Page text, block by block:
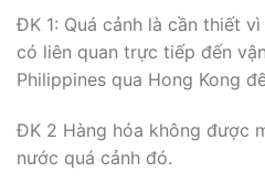
ĐK 1: Quá cảnh là cần thiết
có liên quan trực tiếp đến
Philippines qua Hong Kong
ĐK 2 Hàng hóa không được
nước quá cảnh đó.